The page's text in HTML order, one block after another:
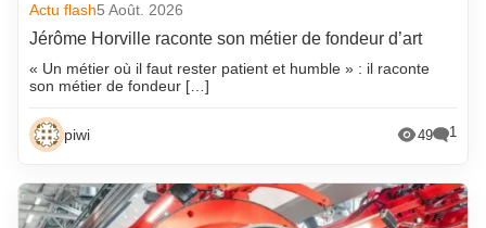
Actu flash5 Août. 2026
Jérôme Horville raconte son métier de fondeur d’art
« Un métier où il faut rester patient et humble » : il raconte
son métier de fondeur […]
piwi 49 1